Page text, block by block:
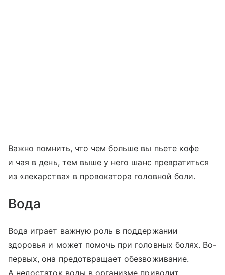
Важно помнить, что чем больше вы пьете кофе
и чая в день, тем выше у него шанс превратиться
из «лекарства» в провокатора головной боли.
Вода
Вода играет важную роль в поддержании
здоровья и может помочь при головных болях. Во-
первых, она предотвращает обезвоживание.